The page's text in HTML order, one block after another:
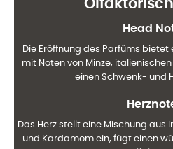
Head
Die Eröffnung des Parfüms bietet
mit Noten von Minze,
einen Schwenk- und
Das Herz stellt eine Mischung aus
und Kardamom ein, fügt einen